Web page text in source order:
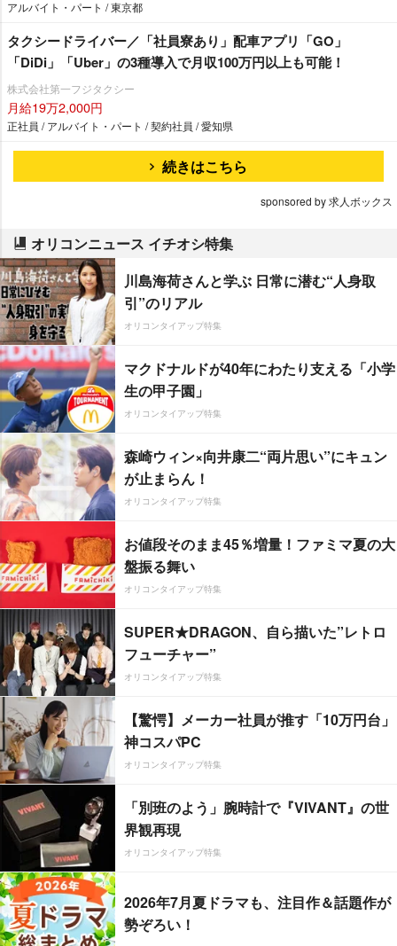
アルバイト・パート / 東京都
タクシードライバー／「社員寮あり」配車アプリ「GO」
「DiDi」「Uber」の3種導入で月収100万円以上も可能！
株式会社第一フジタクシー
月給19万2,000円
正社員 / アルバイト・パート / 契約社員 / 愛知県
続きはこちら
sponsored by 求人ボックス
オリコンニュース イチオシ特集
川島海荷さんと学ぶ 日常に潜む“人身取
引”のリアル
オリコンタイアップ特集
マクドナルドが40年にわたり支える「小学
生の甲子園」
オリコンタイアップ特集
森崎ウィン×向井康二“両片思い”にキュン
が止まらん！
オリコンタイアップ特集
お値段そのまま45％増量！ファミマ夏の大
盤振る舞い
オリコンタイアップ特集
SUPER★DRAGON、自ら描いた”レトロ
フューチャー”
オリコンタイアップ特集
【驚愕】メーカー社員が推す「10万円台」
神コスパPC
オリコンタイアップ特集
「別班のよう」腕時計で『VIVANT』の世
界観再現
オリコンタイアップ特集
2026年7月夏ドラマも、注目作＆話題作が
勢ぞろい！